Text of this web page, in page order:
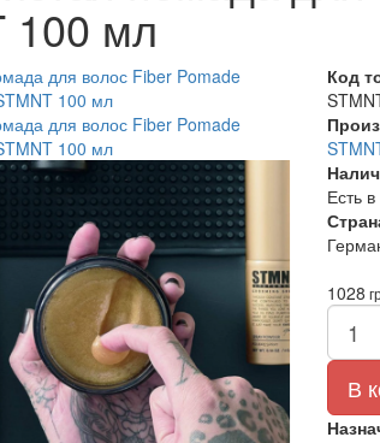
100 мл
Код
Есть
1028
В